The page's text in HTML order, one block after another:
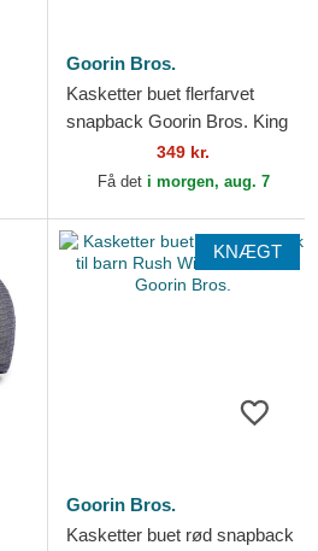
Goorin Bros.
Kasketter buet flerfarvet
snapback Goorin Bros. King
Team Tiger Original Recipe
Team Pride The...
349 kr.
Få det i morgen, aug. 7
KNÆGT
Goorin Bros.
Kasketter buet rød snapback